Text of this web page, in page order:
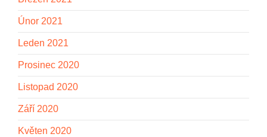
Únor 2021
Leden 2021
Prosinec 2020
Listopad 2020
Září 2020
Květen 2020